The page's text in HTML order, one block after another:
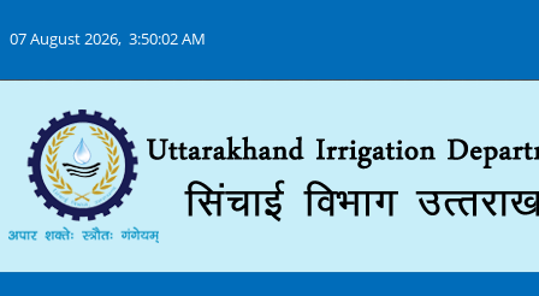
07 August 2026, 3:50:03 AM